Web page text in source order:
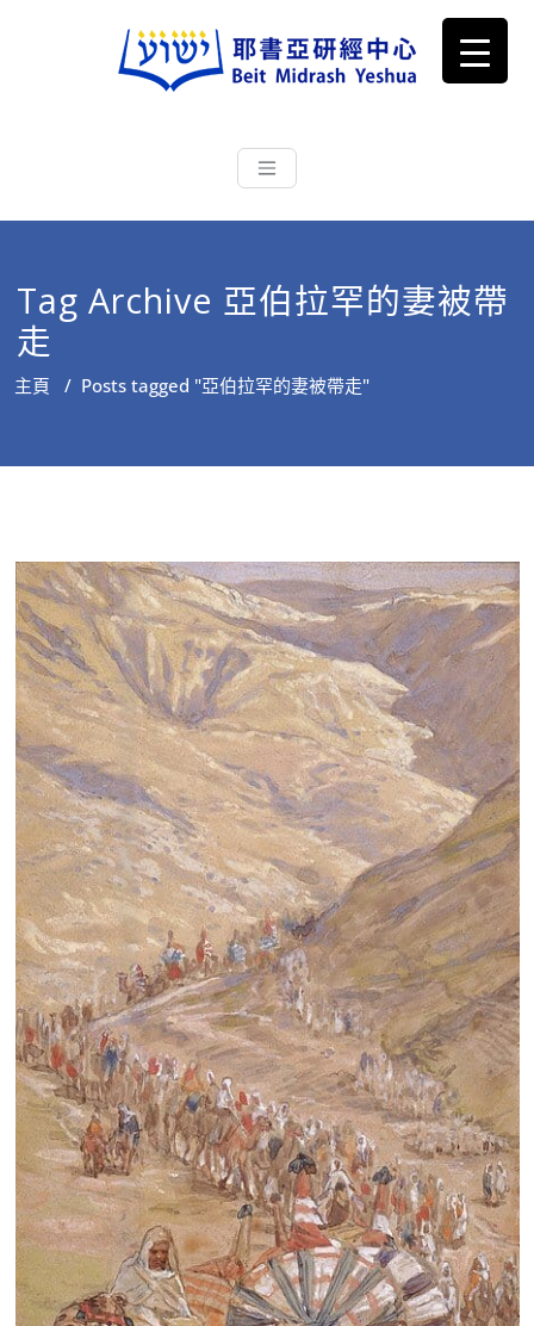
耶書亞研經中心
根源明白聖經，成為更好的門徒
Tag Archive 亞伯拉罕的妻被帶
走
主頁 / Posts tagged "亞伯拉罕的妻被帶走"